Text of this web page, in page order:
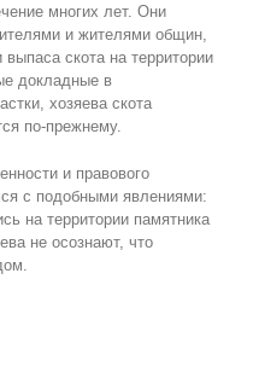
многих лет. Они
и жителями общин,
скота на территории
докладные в
хозяева скота
по-прежнему.
и правового
с подобными явлениями:
на территории памятника
не осознают, что